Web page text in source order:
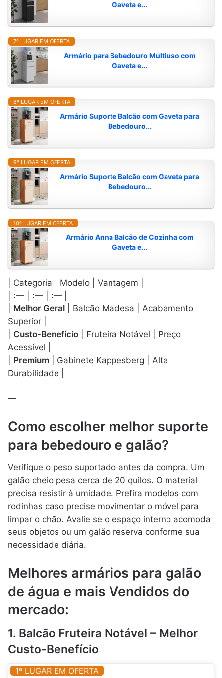
Gaveta e...
7º LUGAR EM OFERTA
Armário para Bebedouro Multiuso com
Gaveta e...
8º LUGAR EM OFERTA
Armário Suporte Balcão com Gaveta para
Bebedouro...
9º LUGAR EM OFERTA
Armário Suporte Balcão com Gaveta para
Bebedouro...
10º LUGAR EM OFERTA
Armário Anna Balcão de Cozinha com
Gaveta e...
| Categoria | Modelo | Vantagem |
| :— | :— | :— |
Melhor Geral | Balcão Madesa | Acabamento
Superior |
Custo-Benefício | Fruteira Notável | Preço
Acessível |
Premium | Gabinete Kappesberg | Alta
Durabilidade |
—
Como escolher melhor suporte
para bebedouro e galão?
Verifique o peso suportado antes da compra. Um
galão cheio pesa cerca de 20 quilos. O material
precisa resistir à umidade. Prefira modelos com
rodinhas caso precise movimentar o móvel para
limpar o chão. Avalie se o espaço interno acomoda
seus objetos ou um galão reserva conforme sua
necessidade diária.
Melhores armários para galão
de água e mais Vendidos do
mercado:
1. Balcão Fruteira Notável – Melhor
Custo-Benefício
1º LUGAR EM OFERTA